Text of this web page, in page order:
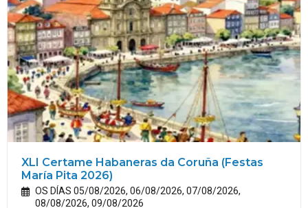
XLI Certame Habaneras da Coruña (Festas
María Pita 2026)
OS DÍAS 05/08/2026, 06/08/2026, 07/08/2026,
08/08/2026, 09/08/2026